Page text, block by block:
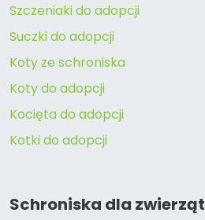
Szczeniaki do adopcji
Suczki do adopcji
Koty ze schroniska
Koty do adopcji
Kocięta do adopcji
Kotki do adopcji
Schroniska dla zwierząt